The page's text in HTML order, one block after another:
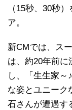
（15秒、30秒
ア。
新CMでは、ス
は、約20年前に
し、「生生家～
な姿とユニーク
石さんが遭遇す